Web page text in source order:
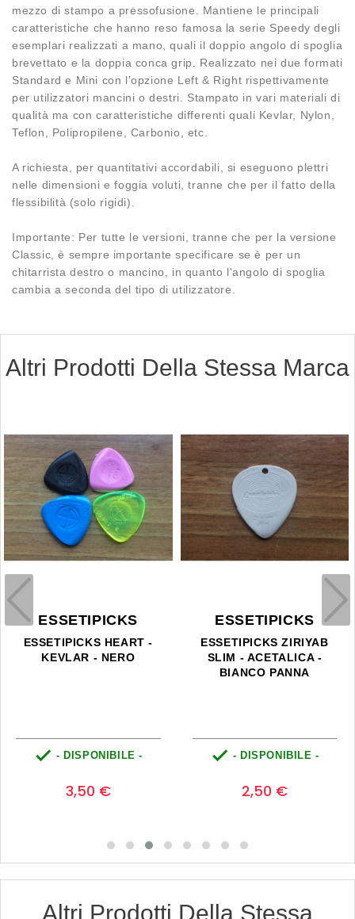
mezzo di stampo a pressofusione. Mantiene le principali
caratteristiche che hanno reso famosa la serie Speedy degli
esemplari realizzati a mano, quali il doppio angolo di spoglia
brevettato e la doppia conca grip. Realizzato nei due formati
Standard e Mini con l’opzione Left & Right rispettivamente
per utilizzatori mancini o destri. Stampato in vari materiali di
qualità ma con caratteristiche differenti quali Kevlar, Nylon,
Teflon, Polipropilene, Carbonio, etc.
A richiesta, per quantitativi accordabili, si eseguono plettri
nelle dimensioni e foggia voluti, tranne che per il fatto della
flessibilità (solo rigidi).
Importante: Per tutte le versioni, tranne che per la versione
Classic, è sempre importante specificare se è per un
chitarrista destro o mancino, in quanto l'angolo di spoglia
cambia a seconda del tipo di utilizzatore.
Altri Prodotti Della Stessa Marca
ESSETIPICKS
ESSETIPICKS HEART -
KEVLAR - NERO
 - DISPONIBILE -
3,50 €
ESSETIPICKS
ESSETIPICKS ZIRIYAB
SLIM - ACETALICA -
BIANCO PANNA
 - DISPONIBILE -
2,50 €
Altri Prodotti Della Stessa